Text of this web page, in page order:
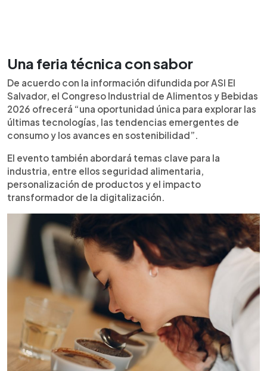
Una feria técnica con sabor
De acuerdo con la información difundida por ASI El
Salvador, el Congreso Industrial de Alimentos y Bebidas
2026 ofrecerá “una oportunidad única para explorar las
últimas tecnologías, las tendencias emergentes de
consumo y los avances en sostenibilidad”.
El evento también abordará temas clave para la
industria, entre ellos seguridad alimentaria,
personalización de productos y el impacto
transformador de la digitalización.